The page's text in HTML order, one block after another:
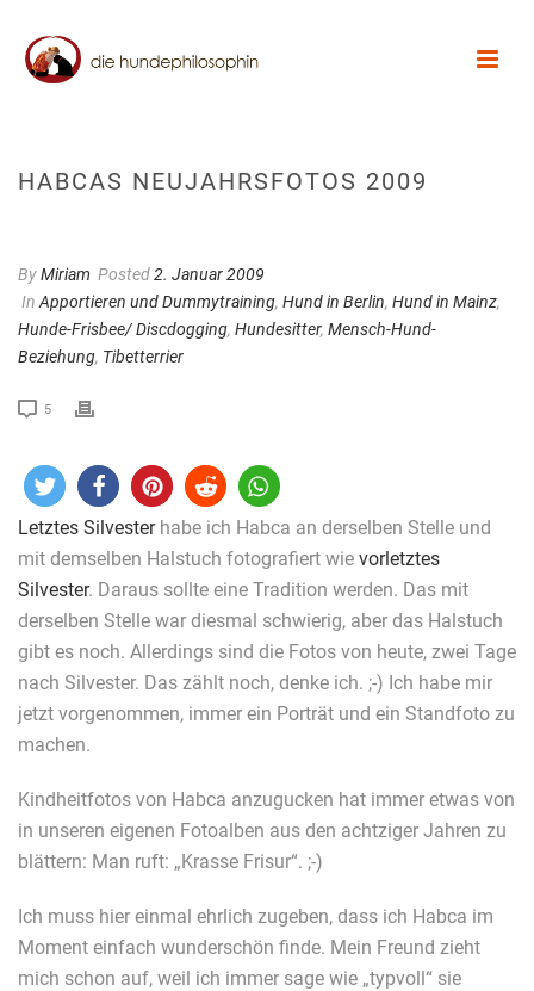
HABCAS NEUJAHRSFOTOS 2009
ByMiriam Posted2. Januar 2009
In Apportieren und Dummytraining, Hund in Berlin, Hund in Mainz,
Hunde-Frisbee/ Discdogging, Hundesitter, Mensch-Hund-
Beziehung, Tibetterrier
5
Letztes Silvesterhabe ich Habca an derselben Stelle und
mit demselben Halstuch fotografiert wie vorletztes
Silvester. Daraus sollte eine Tradition werden. Das mit
derselben Stelle war diesmal schwierig, aber das Halstuch
gibt es noch. Allerdings sind die Fotos von heute, zwei Tage
nach Silvester. Das zählt noch, denke ich. ;-) Ich habe mir
jetzt vorgenommen, immer ein Porträt und ein Standfoto zu
machen.
Kindheitfotos von Habca anzugucken hat immer etwas von
in unseren eigenen Fotoalben aus den achtziger Jahren zu
blättern: Man ruft: „Krasse Frisur“. ;-)
Ich muss hier einmal ehrlich zugeben, dass ich Habca im
Moment einfach wunderschön finde. Mein Freund zieht
mich schon auf, weil ich immer sage wie „typvoll“ sie